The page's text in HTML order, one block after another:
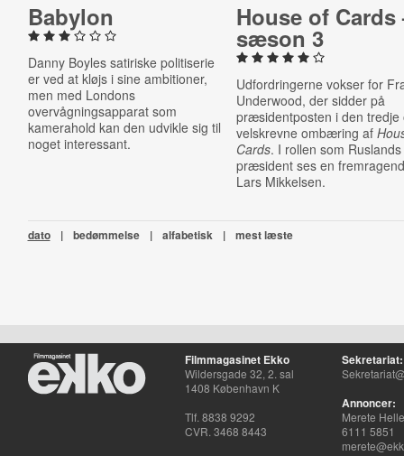
Babylon
Danny Boyles satiriske politiserie
er ved at kløjs i sine ambitioner,
men med Londons
overvågningsapparat som
kamerahold kan den udvikle sig til
noget interessant.
House of Cards
sæson 3
Udfordringerne vokser for
Underwood, der sidder på
præsidentposten i den tredje
velskrevne ombæring af
Cards. I rollen som Ruslands
præsident ses en
Lars Mikkelsen.
dato | bedømmelse | alfabetisk | mest læste
Filmmagasinet Ekko
Wildersgade 32, 2. sal
1408 København K
Tlf. 8838 9292
CVR. 3468 8443
Sekretariat:
Annoncer:
Merete
6111 5851